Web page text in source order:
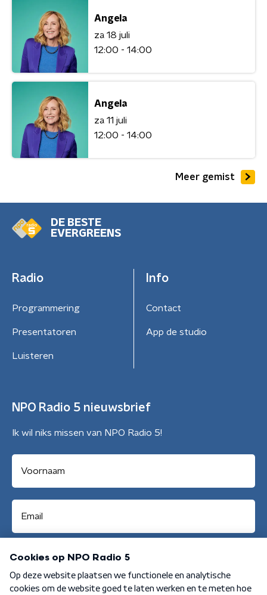
Angela
za 18 juli
12:00 - 14:00
Angela
za 11 juli
12:00 - 14:00
Meer gemist
DE BESTE
EVERGREENS
Radio
Programmering
Presentatoren
Luisteren
Info
Contact
App de studio
NPO Radio 5 nieuwsbrief
Ik wil niks missen van NPO Radio 5!
Aanmelden